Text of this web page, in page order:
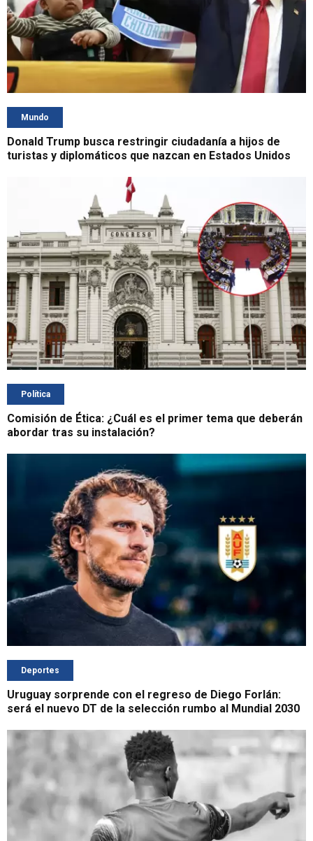
Mundo
Donald Trump busca restringir ciudadanía a hijos de
turistas y diplomáticos que nazcan en Estados Unidos
Política
Comisión de Ética: ¿Cuál es el primer tema que deberán
abordar tras su instalación?
Deportes
Uruguay sorprende con el regreso de Diego Forlán:
será el nuevo DT de la selección rumbo al Mundial 2030